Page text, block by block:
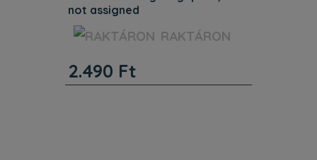
not assigned
Jellemzők. Egyéb jellemzők.
Termékkód (PNC) 902 979 930.
mosogatógéphez, 2 db Not assigned.
Azonosító 9029799302.
RAKTÁRON
2.490 Ft